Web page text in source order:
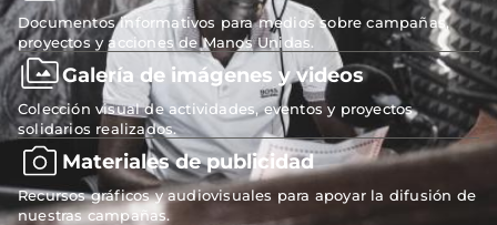
Documentos informativos para medios sobre campañas,
proyectos y acciones de Manos Unidas.
Galería de imágenes y videos
Colección visual de actividades, eventos y proyectos
solidarios realizados.
Materiales de publicidad
Recursos gráficos y audiovisuales para apoyar la difusión de
nuestras campañas.